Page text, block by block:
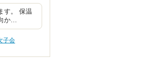
す。 保温
か…
子会